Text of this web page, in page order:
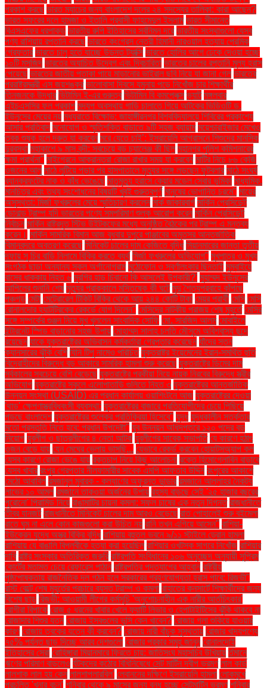
প্রকাশ করছে ভারত ম্যাচের জন্য বাংলাদেশ দলের ২৪ সদস্যের তালিকা: কারা আছেন?
ভারত সফরের দলে হামজা ও ইতালি প্রবাসী ফাহমেদুল ইসলাম ভারত সীমান্তে
বিএসএফের ধরপাকড় ভারতীয় রুপি ইতিহাসের সর্বনিম্ন দরে ভারতীয় সংস্থাগুলো যেসব
পণ্য রাশিয়ায় রপ্তানি করছে ভারতে কংগ্রেস নেত্রী হিমানী নারওয়াল হত্যায় প্রেমিক
গ্রেফতার ভারতে চালু হতে যাচ্ছে উড়ন্ত ট্যাক্সি ভারতে হোলির আগে ঢেকে দেওয়া হচ্ছে
১০টি মসজিদ ভারতের অযাচিত উদ্বেগ এবং দ্বিচারিতা ভারতের চালের রপ্তানি মূল্য হ্রাস
পেয়েছে ভারতের জাতীয় পতাকা পায়ে মাড়ানোর ভাইরাল ছবি নিয়ে যা জানা গেল ভারতের
পররাষ্ট্রমন্ত্রী এস জয়শঙ্কর ভালোবাসা দিবসে যমুনায় পড়ে নিখোঁজ চার শিক্ষার্থীর
তিনজনকে উদ্ধার ভিটামিন ই-এর গুরুত্ব ভিটামিন বি কমপ্লেক্স ভ্যাট মঙ্গলবার
এইচএসসির ফল প্রকাশ মদ্যপ অবস্থায় গাড়ি চালাতে গিয়ে আটকের ভিডিওটি ড.
ইউনূসের মেয়ের নয় মধ্যরাতে বিক্ষোভ: জাহাঙ্গীরনগর বিশ্ববিদ্যালয়ে শিবিরের প্রকাশ্যে
আসার প্রতিবাদ মনোযোগ ও স্মৃতিশক্তি বাড়াতে ৯টি সহজ ব্যায়াম ময়েশ্চারাইজার মেখেও
ত্বক শুষ্ক হলে দ্রুত যা করবেন মরে যেতে চাই’: ইসরায়েলি আগ্রাসনে শিশুদের মানসিক
দুরবস্থা মহাকাশে ৯ মাস বন্দী: সবচেয়ে বড় চ্যালেঞ্জ কী ছিল মহানগর পুলিশ কমিশনারের
ক্ষমা প্রার্থনা" মাইগ্রেনে আক্রান্তরা রোজা রাখার সময় যা করবেন মাটির নিচে ৮৬ কেজি
ওজনের আলু মাঠে লুটিয়ে পড়ার পর হাসপাতালে মৃত্যুর সঙ্গে লড়ছেন ফুটবলার মাঠে সংঘর্ষ
ব্যানক্রফটের নাক ও কাঁধ ভেঙেছে মাতৃমৃত্যু হ্রাসে কেয়ার মডেল সেবার ভূমিকা মাধ্যমিক.
মানচিত্র এবং তথ্য সংশোধনের বিষয়টি খুবই গুরুত্বপূর্ণ মানুষের ভোগান্তি চরমে" মায়ের
অসুস্থতা: মির্জা ফখরুলের মেয়ে স্মৃতিচারণ করলেন মার্ক জাকারবার্গ মার্কিন প্রেসিডেন্ট
ডোনাল্ড ট্রাম্প যদি ভারতের পণ্যে সমপরিমাণ শুল্ক আরোপ করেন মার্কিন প্রেসিডেন্ট
নির্বাচন মার্কিন রাষ্ট্রদূত স্টিভ উইটকফের মধ্যে অনুষ্ঠিত বৈঠকের পর ট্রাম্প এ মন্তব্য
করেন। মার্কিন সামরিক বিমান আজ বুধবার দুপুরে পাঞ্জাবের অমৃতসর আন্তর্জাতিক
বিমানবন্দরে অবতরণ করেছে মিনিকেট চালের দাম কেজিতে বৃদ্ধি মিয়ানমারের জান্তা তৃতীয়
দফায় সু চির বাড়ি নিলামে বিক্রি করতে ব্যর্থ মির্জা ফখরুলের অভিযোগ" মুখপাত্র ও মুখ্য
সংগঠক ছাড়া অন্যান্য সকল অর্গানোগ্রাম মুঠোফোন ও স্বর্ণালংকার ছিনতাই মুম্বাইয়ে
বাসের ধাক্কায় নিহত ৬ মুরগির হাড় চিবানো কি আসলেই উপকারী?' মুহাম্মদ ইউনূসের
আপিলের শুনানি শেষ মৃত্যুর প্রাক্কালে মস্তিষ্কে কী ঘটে মৃদু শৈত্যপ্রবাহে কাঁপছে
পঞ্চগড় মেটা মেট্রোরেল টিকিট বিক্রি থেকে আয় ২৪৪ কোটি টাকা মেয়র প্রার্থী মেসি মেসি
রোনালদোর হ্যাটট্রিকের রেকর্ডে যোগ দিলেন" মেসিদের নাটকীয় পরাজয় শেষ মুহূর্তে মেসির
সঙ্গে সম্পর্কের গুঞ্জন নিয়ে মুখ খুললেন সাংবাদিক সোফি মো. সারজিদ আলম মোবাইলে
ইন্টারনেট স্পিড বাড়ানোর সহজ উপায় মোহাম্মদ সালাহ চলতি মৌসুমে অবিশ্বাস্য ছন্দে
রয়েছেন যাকে যুক্তরাষ্ট্রের অভিবাসন কর্মকর্তারা গ্রেপ্তার করেছেন যাঁদের স্তন
ক্যানসারের ঝুঁকি বেশি যিনি টিপু নামেও পরিচিত যুক্তরাষ্ট্র ইয়েমেনের ইরান-সমর্থিত হুতি
বিদ্রোহীদের বিরুদ্ধে বড় আকারে সামরিক হামলা শুরু করেছে যুক্তরাষ্ট্রে ডিমের দাম
সর্বকালের সবচেয়ে বেশি বেড়েছে যুক্তরাষ্ট্রে পরকীয়া নিয়ে নায়ক নিরবের বিরুদ্ধে স্ত্রীর
অভিযোগ যুক্তরাষ্ট্রে স্কুলে এলোপাতাড়ি গুলিতে নিহত ৩ যুক্তরাষ্ট্রের আন্তর্জাতিক
উন্নয়ন সংস্থা (USAID) এর প্রধান কার্যালয় ওয়াশিংটনে আজ যুক্তরাষ্ট্রের দেওয়া
'থাড' ক্ষেপণাস্ত্রবিধ্বংসী ব্যবস্থা: যুক্তরাষ্ট্রের বাজারে প্রতিযোগীদের চেয়ে পিছিয়ে
পড়ছে বাংলাদেশ যুক্তরাষ্ট্রের শুল্কের প্রতিক্রিয়া হিসেবে" যুদ্ধ যুদ্ধকালীন সতর্কতার
মতো প্রস্তুতি নিতে হবে: প্রধান উপদেষ্টা" যুব উন্নয়ন অধিদপ্তরে ১২০ পদের বড়
নিয়োগ যুবলীগ ও ছাত্রলীগের ৪ নেতা আটক যুবলীগের সাবেক সভাপতি যে কারণে হঠাৎ
ওজন বেড়ে যায় যেন মেঘের ভেলায় ভাসছি... যেভাবে রেকর্ড করবেন হোয়াটসঅ্যাপ কল
যেসব কারণে রোজা ভেঙে যায় রক্তচাপ নিয়ে কিছু আলোচনা রক্তে হিমোগ্লোবিন বাড়াবে
যেসব খাবার রংপুর গ্রেপ্তার নীলফামারীর সাবেক এমপি আফতাব উদ্দিন রংপুরের আকাশে
মেঠো আবাবিল রমজানুল মুবারক - কল্যাণের অফুরন্ত ভান্ডার রমজানে আল্লাহর নৈকট্য
লাভের ১০ আমল রমজানে তাকওয়া অর্জনের উপায় রহস্য বাড়ছে সেই '২৫ হাজার বছরের
পুরোনো' পিরামিড নিয়ে রাঙামাটির চায়না কমলা: সফল চাষের এক নতুন দিগন্ত রাজধানীতে
তীব্র যানজট রাজধানীতে মিনিকেট চালের দাম আরও বেড়েছে রাত পোহালেই শুরু বইমেলা
রাতে ঘুম না এলে কোন কাজগুলো করা উচিত নয় রানি তখন এগিয়ে আসেন" রাশিয়া-
ইউক্রেন যুদ্ধে অস্ত্র বিক্রি বৃদ্ধি রাশিয়ায় বহুতল ভবনে ৯/১১ স্টাইলে ড্রোন হামলা
রাশিয়ায় যে বাঙালি বিপ্লবীকে হত্যা করা হয়েছিল রাশিয়ার ওখটস্ক সাগরে নিখোঁজ রাশিয়ার
দাবি রাষ্ট্র সংস্কার অতিরিক্ত জরুরি রাষ্ট্রপতি সংবিধানের ১০৬ অনুচ্ছেদ অনুযায়ী সুপ্রিম
কোর্টের মতামত চেয়ে রেফারেন্স পাঠান রাষ্ট্রপতির পদত্যাগের আহ্বান রাষ্ট্রীয়
পৃষ্ঠপোষকতায় রাজনৈতিক দল গঠন হলে সরকারের গ্রহণযোগ্যতা হ্রাস পাবে: রিজভী"
রাস্ট বেল্টে শেষ মুহূর্তের প্রচারে ব্যস্ত ট্রাম্প ও কমলা রাহাতের কনসার্টে শিক্ষার্থীদের জন্য
বিশেষ ছাড় রিজভী: আওয়ামী লীগের কর্মসূচি 'অনুশোচনাহীন এক নারীর আর্তচিৎকার'
রোগীরা বিপাকে রোজ ৫ ধরনের খাবার খেলে ফ্যাটি লিভার ও হেপাটাইটিসের ঝুঁকি থাকবে না
রোজাদার শিশুর যত্ন রোজায় ইসবগুলের ভুসি কেন খাবেন? রোজায় গলা শুকিয়ে যাওয়ার
কারণ রোজায় ত্বকের যত্নে কী করবেন? রোজায় নারী বাঁচুক সুস্থতায় রোজার খাদ্যপণ্যে
৭৫% পর্যন্ত ছাড় দিচ্ছে আরব দেশগুলো রোজার প্রকার সমূহ জানুন রোনালদোই
ইতিহাসের সেরা রোহিঙ্গারা মিয়ানমারে ফিরতে চায়: জাতিসংঘ মহাসচিব উখিয়ায় র্তমানে
ঋণের পরিমাণ বাড়লেও র্যটকদের কঠোর বিধিনিষেধে সেন্ট মার্টিন দ্বীপ ভ্রমণ লাল কার্ড
লালশাক লাল হয় কেন লালশাপলারবিল' লেবাননের দক্ষিণে ইসরায়েলি হামলা লোকমুখে
প্রচলিত 'খনার বচন' শনিবার থেকে ৯ মাসের জন্য বন্ধ হচ্ছে সেন্টমার্টিন ভ্রমণ শনিবার